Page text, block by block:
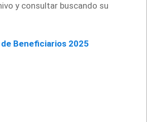
y consultar buscando su
Beneficiarios 2025